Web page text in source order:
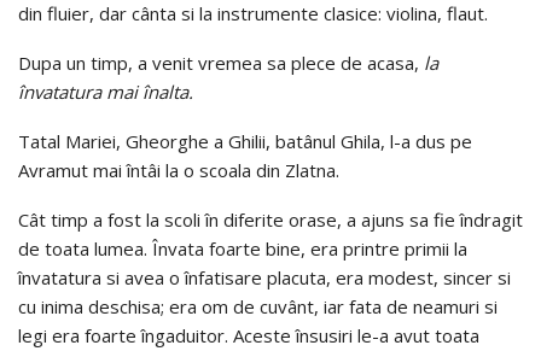
din fluier, dar cânta si la instrumente clasice: violina, flaut.
Dupa un timp, a venit vremea sa plece de acasa, la
învatatura mai înalta.
Tatal Mariei, Gheorghe a Ghilii, batânul Ghila, l-a dus pe
Avramut mai întâi la o scoala din Zlatna.
Cât timp a fost la scoli în diferite orase, a ajuns sa fie îndragit
de toata lumea. Învata foarte bine, era printre primii la
învatatura si avea o înfatisare placuta, era modest, sincer si
cu inima deschisa; era om de cuvânt, iar fata de neamuri si
legi era foarte îngaduitor. Aceste însusiri le-a avut toata